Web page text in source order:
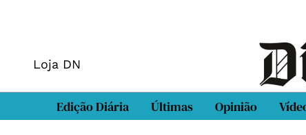
Loja DN
Edição Diária Últimas Opinião